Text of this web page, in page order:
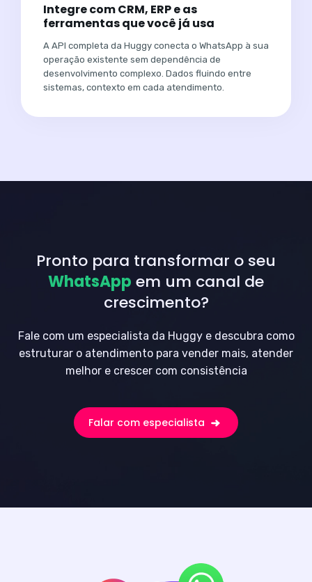
Integre com CRM, ERP e as
ferramentas que você já usa
A API completa da Huggy conecta o WhatsApp à sua
operação existente sem dependência de
desenvolvimento complexo. Dados fluindo entre
sistemas, contexto em cada atendimento.
Pronto para transformar o seu
WhatsApp em um canal de
crescimento?
Fale com um especialista da Huggy e descubra como
estruturar o atendimento para vender mais, atender
melhor e crescer com consistência
Falar com especialista